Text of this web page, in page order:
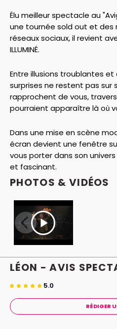
Élu meilleur spectacle au
une tournée sold out et des
réseaux sociaux, il revient
ILLUMINÉ.
Entre illusions troublantes et
surprises ne restent pas sur
rapprochent de vous,
pourraient apparaître là où
Dans une mise en scène
écran devient une fenêtre
vous porter dans son
et fascinant.
PHOTOS & VIDÉOS
LÉON - AVIS
5.0
RÉDIGER